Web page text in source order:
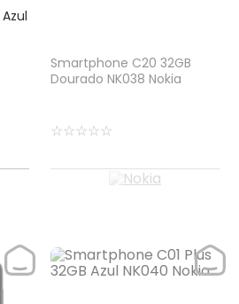
Smartphone C20 32GB
Dourado NK038 Nokia
☆☆☆☆☆